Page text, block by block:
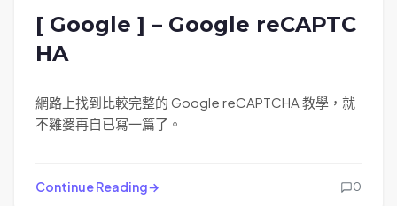
[ Google ] – Google reCAPTC
HA
網路上找到比較完整的 Google reCAPTCHA 教學，就
不雞婆再自已寫一篇了。
Continue Reading 0